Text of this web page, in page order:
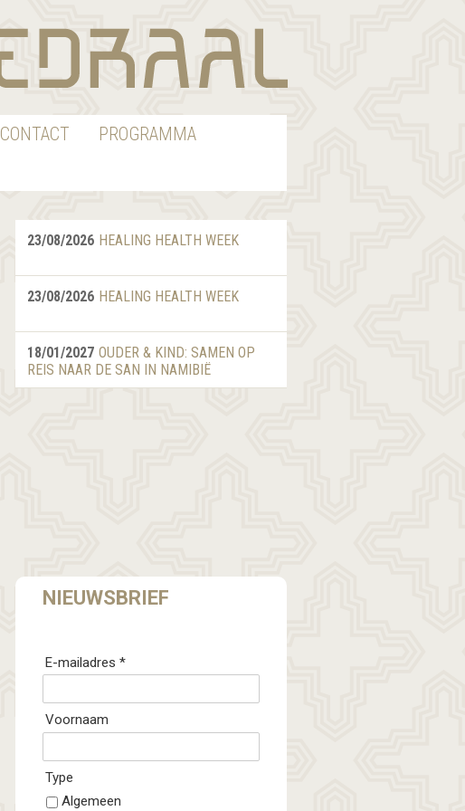
CONTACT
PROGRAMMA
23/08/2026 HEALING HEALTH WEEK
23/08/2026 HEALING HEALTH WEEK
18/01/2027 OUDER & KIND: SAMEN OP
REIS NAAR DE SAN IN NAMIBIË
NIEUWSBRIEF
E-mailadres *
Voornaam
Type
Algemeen